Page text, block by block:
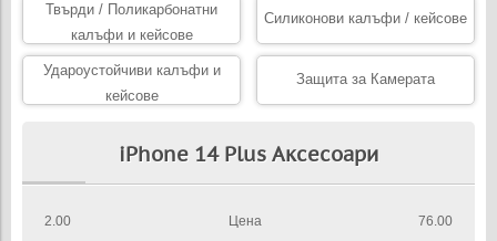
Твърди / Поликарбонатни
калъфи и кейсове
Силиконови калъфи / кейсове
Удароустойчиви калъфи и
кейсове
Защита за Камерата
iPhone 14 Plus Аксесоари
2.00 76.00
Цена